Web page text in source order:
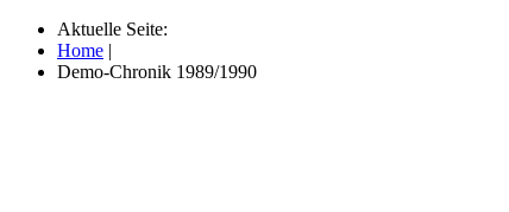
Aktuelle Seite:
Home |
Demo-Chronik 1989/1990